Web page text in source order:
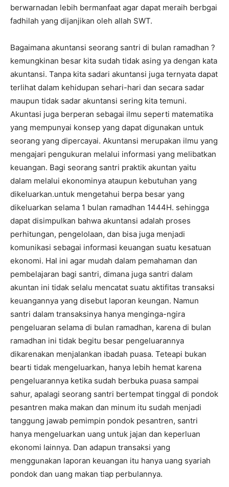
berwarnadan lebih bermanfaat agar dapat meraih berbgai
fadhilah yang dijanjikan oleh allah SWT.
Bagaimana akuntansi seorang santri di bulan ramadhan ?
kemungkinan besar kita sudah tidak asing ya dengan kata
akuntansi. Tanpa kita sadari akuntansi juga ternyata dapat
terlihat dalam kehidupan sehari-hari dan secara sadar
maupun tidak sadar akuntansi sering kita temuni.
Akuntasi juga berperan sebagai ilmu seperti matematika
yang mempunyai konsep yang dapat digunakan untuk
seorang yang dipercayai. Akuntansi merupakan ilmu yang
mengajari pengukuran melalui informasi yang melibatkan
keuangan. Bagi seorang santri praktik akuntan yaitu
dalam melalui ekonominya ataupun kebutuhan yang
dikeluarkan.untuk mengetahui berpa besar yang
dikeluarkan selama 1 bulan ramadhan 1444H. sehingga
dapat disimpulkan bahwa akuntansi adalah proses
perhitungan, pengelolaan, dan bisa juga menjadi
komunikasi sebagai informasi keuangan suatu kesatuan
ekonomi. Hal ini agar mudah dalam pemahaman dan
pembelajaran bagi santri, dimana juga santri dalam
akuntan ini tidak selalu mencatat suatu aktifitas transaksi
keuangannya yang disebut laporan keungan. Namun
santri dalam transaksinya hanya menginga-ngira
pengeluaran selama di bulan ramadhan, karena di bulan
ramadhan ini tidak begitu besar pengeluarannya
dikarenakan menjalankan ibadah puasa. Teteapi bukan
bearti tidak mengeluarkan, hanya lebih hemat karena
pengeluarannya ketika sudah berbuka puasa sampai
sahur, apalagi seorang santri bertempat tinggal di pondok
pesantren maka makan dan minum itu sudah menjadi
tanggung jawab pemimpin pondok pesantren, santri
hanya mengeluarkan uang untuk jajan dan keperluan
ekonomi lainnya. Dan adapun transaksi yang
menggunakan laporan keuangan itu hanya uang syariah
pondok dan uang makan tiap perbulannya.